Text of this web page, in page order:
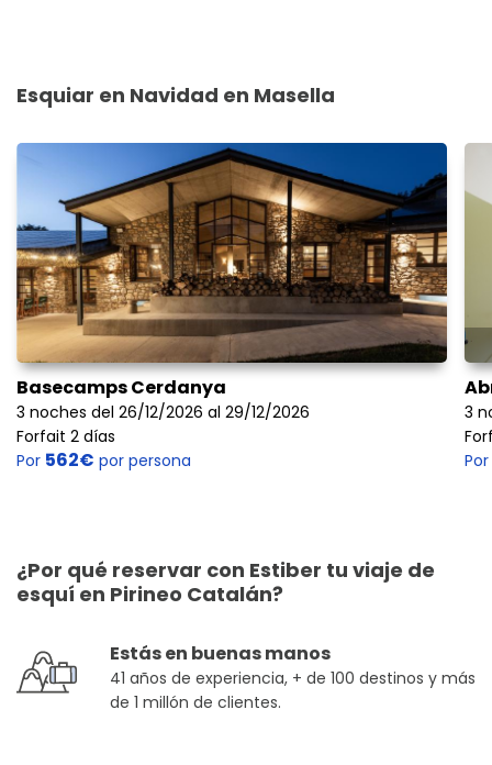
Esquiar en Navidad en Masella
Basecamps Cerdanya
3 noches del 26/12/2026 al 29/12/2026
Forfait 2 días
Por 562€ por persona
3
Por
¿Por qué reservar con Estiber tu viaje de
esquí en Pirineo Catalán?
Estás en buenas manos
41 años de experiencia, + de 100 destinos y más
de 1 millón de clientes.